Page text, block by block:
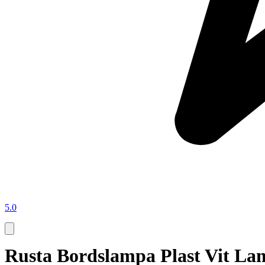
5.0
Rusta Bordslampa Plast Vit